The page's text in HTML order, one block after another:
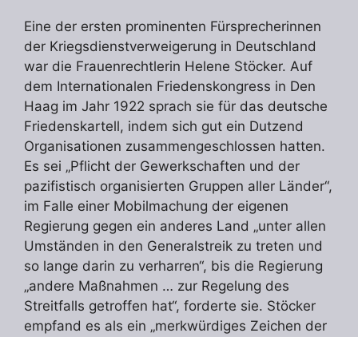
Eine der ersten prominenten Fürsprecherinnen
der Kriegsdienstverweigerung in Deutschland
war die Frauenrechtlerin Helene Stöcker. Auf
dem Internationalen Friedenskongress in Den
Haag im Jahr 1922 sprach sie für das deutsche
Friedenskartell, indem sich gut ein Dutzend
Organisationen zusammengeschlossen hatten.
Es sei „Pflicht der Gewerkschaften und der
pazifistisch organisierten Gruppen aller Länder“,
im Falle einer Mobilmachung der eigenen
Regierung gegen ein anderes Land „unter allen
Umständen in den Generalstreik zu treten und
so lange darin zu verharren“, bis die Regierung
„andere Maßnahmen … zur Regelung des
Streitfalls getroffen hat“, forderte sie. Stöcker
empfand es als ein „merkwürdiges Zeichen der